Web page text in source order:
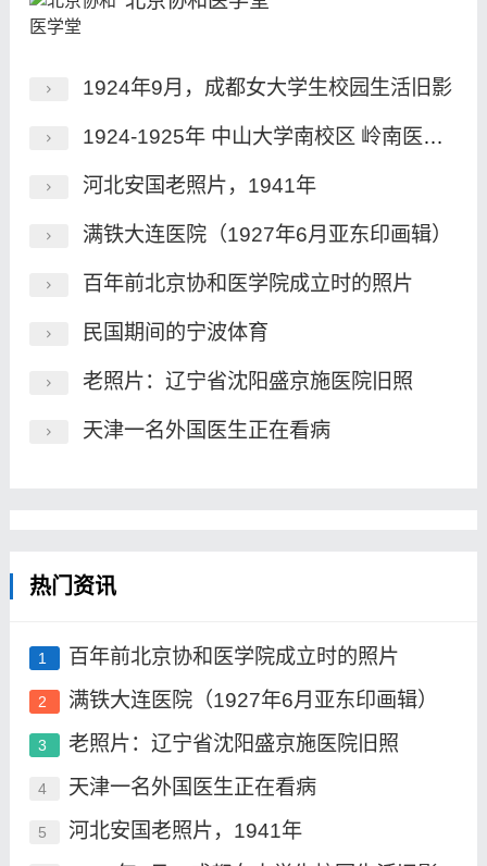
1924年9月，成都女大学生校园生活旧影
1924-1925年 中山大学南校区 岭南医院老照片
河北安国老照片，1941年
满铁大连医院（1927年6月亚东印画辑）
百年前北京协和医学院成立时的照片
民国期间的宁波体育
老照片：辽宁省沈阳盛京施医院旧照
天津一名外国医生正在看病
热门资讯
1 百年前北京协和医学院成立时的照片
2 满铁大连医院（1927年6月亚东印画辑）
3 老照片：辽宁省沈阳盛京施医院旧照
4 天津一名外国医生正在看病
5 河北安国老照片，1941年